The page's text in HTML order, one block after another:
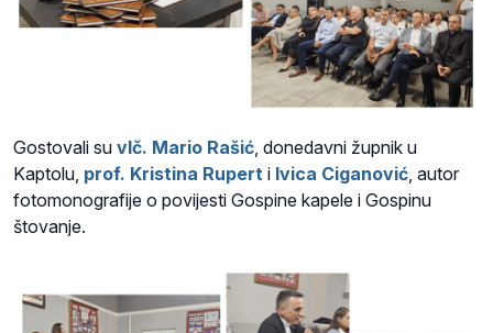
Gostovali su vlč. Mario Rašić, donedavni župnik u
Kaptolu, prof. Kristina Rupert i Ivica Ciganović, autor
fotomonografije o povijesti Gospine kapele i Gospinu
štovanje.